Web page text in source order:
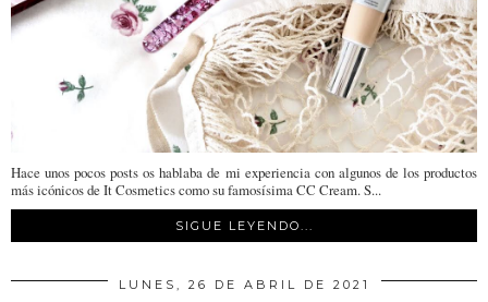
Hace unos pocos posts os hablaba de mi experiencia con algunos de los productos
más icónicos de It Cosmetics como su famosísima CC Cream. S...
SIGUE LEYENDO...
LUNES, 26 DE ABRIL DE 2021